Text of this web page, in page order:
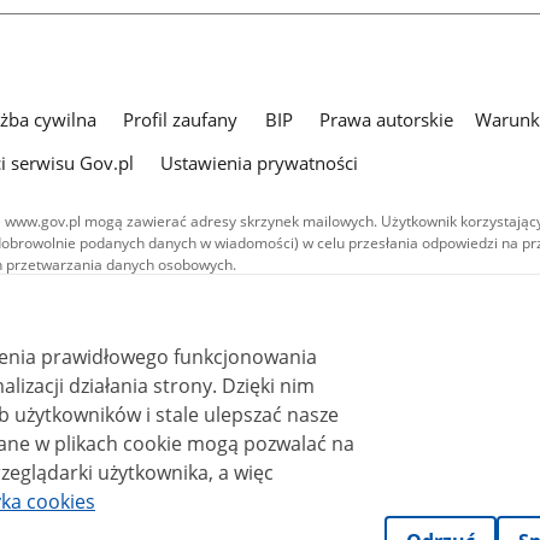
cywilna Profil zaufany BIP Prawa autorskie
serwisu Gov.pl
Ustawienia prywatności
mogą zawierać adresy skrzynek mailowych. Użytkownik
podanych danych w wiadomości) w celu przesłania odpowiedzi na
danych osobowych.
(CC BY-SA 4.0). Materiały audiowizualne, w tym zdjęcia, materiały audio i
na licencji typu Creative Commons: uznanie autorstwa użycie niekomercyjne
4.0 (CC BY-NC-ND 4.0), o ile nie jest to stwierdzone inaczej.
prawidłowego funkcjonowania
strony. Dzięki nim
i stale ulepszać nasze
użytkownika, a więc
cookies